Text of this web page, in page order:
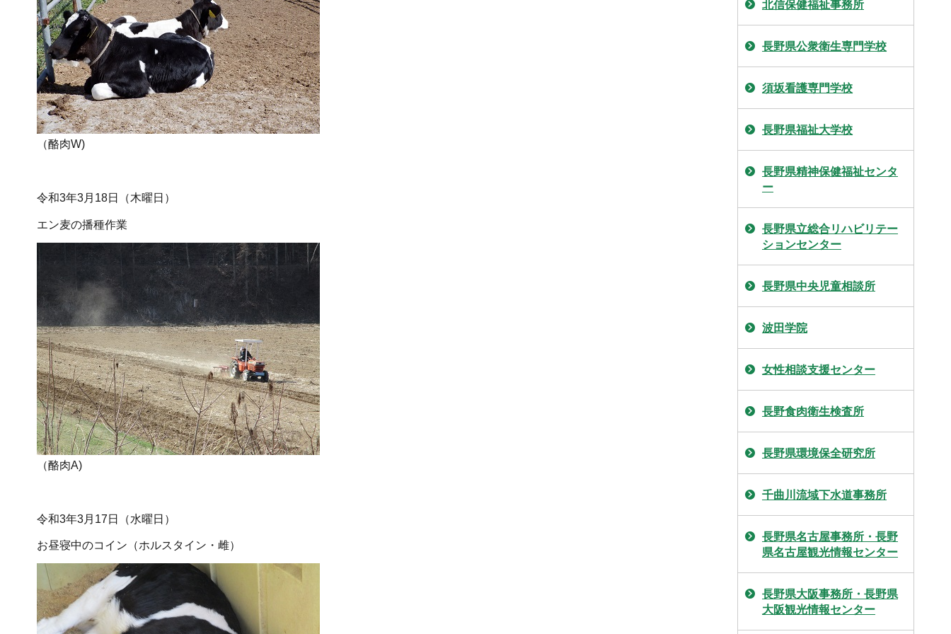
（酪肉W)
令和3年3月18日（木曜日）
エン麦の播種作業
（酪肉A)
令和3年3月17日（水曜日）
お昼寝中のコイン（ホルスタイン・雌）
北信保健福祉事務所
長野県公衆衛生専門学校
須坂看護専門学校
長野県福祉大学校
長野県精神保健福祉センタ
ー
長野県立総合リハビリテー
ションセンター
長野県中央児童相談所
波田学院
女性相談支援センター
長野食肉衛生検査所
長野県環境保全研究所
千曲川流域下水道事務所
長野県名古屋事務所・長野
県名古屋観光情報センター
長野県大阪事務所・長野県
大阪観光情報センター